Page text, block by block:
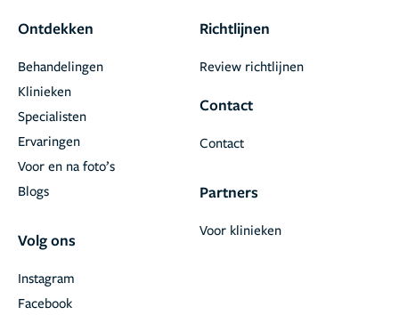
Ontdekken
Behandelingen
Klinieken
Specialisten
Ervaringen
Voor en na foto’s
Blogs
Volg ons
Facebook
Instagram
Richtlijnen
Review richtlijnen
Contact
Contact
Partners
Voor klinieken